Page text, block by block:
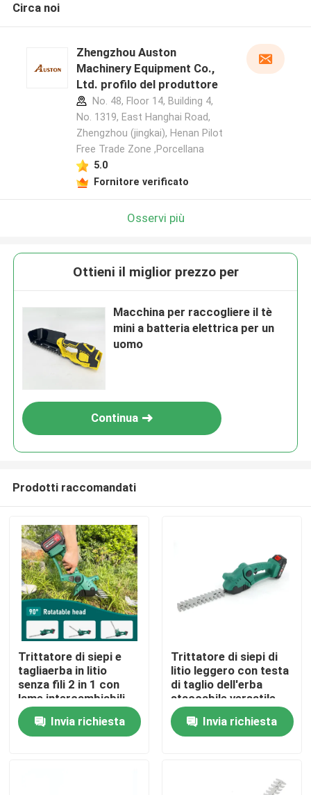
Casa.
Circa noi
Zhengzhou Auston
Machinery Equipment Co.,
Ltd. profilo del produttore
No. 48, Floor 14, Building 4,
No. 1319, East Hanghai Road,
Zhengzhou (jingkai), Henan Pilot
Free Trade Zone ,Porcellana
5.0
Fornitore verificato
Osservi più
Ottieni il miglior prezzo per
Macchina per raccogliere il tè
mini a batteria elettrica per un
uomo
Continua
Prodotti raccomandati
Trittatore di siepi e
tagliaerba in litio
senza fili 2 in 1 con
lame intercambiabili
Invia richiesta
Trittatore di siepi di
litio leggero con testa
di taglio dell'erba
staccabile versatile
Invia richiesta